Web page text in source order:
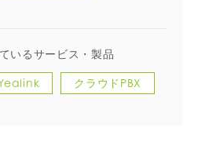
いるサービス・製品
クラウドPBX